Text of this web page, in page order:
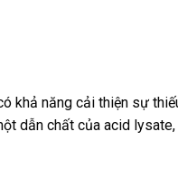
khả năng cải thiện sự
dẫn chất của acid